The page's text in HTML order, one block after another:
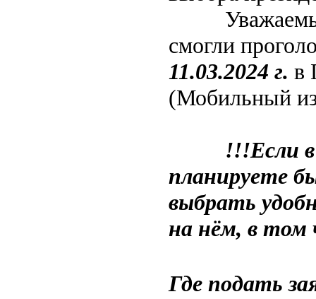
Уважаемые
смогли
11.03.2024 г. в
(Мобильный
!!!Если в
планируете
выбрать
на нём, в том
Где подать